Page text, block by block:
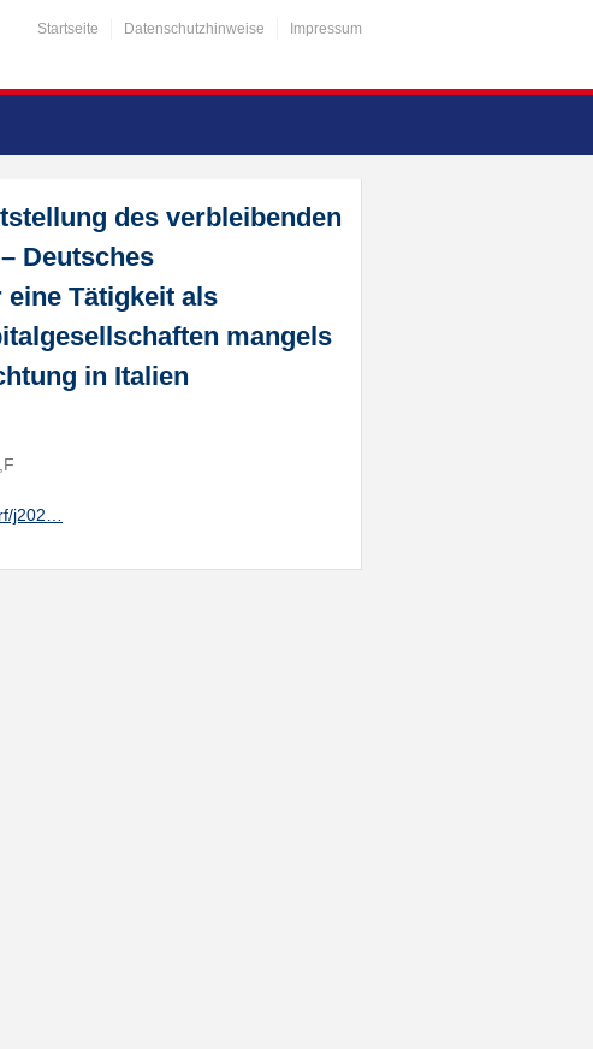
Startseite Datenschutzhinweise Impressum
des verbleibenden
Deutsches
Tätigkeit als
mangels
in Italien
j202…